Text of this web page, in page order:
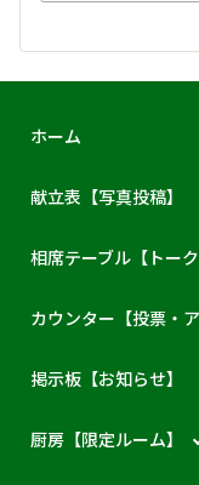
ホーム
献立表【写真投稿】
相席テーブル【トーク
カウンター【投票・ア
掲示板【お知らせ】
厨房【限定ルーム】